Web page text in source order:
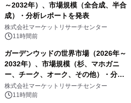
～2032年）、市場規模（全合成、半合
成）・分析レポートを発表
株式会社マーケットリサーチセンター
11時間前
ガーデンウッドの世界市場（2026年～
2032年）、市場規模（杉、マホガニ
ー、チーク、オーク、その他）・分析
レポートを発表
株式会社マーケットリサーチセンター
11時間前